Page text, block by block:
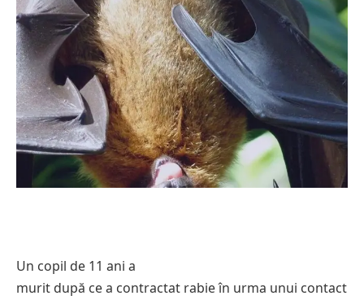
Un copil de 11 ani a
murit după ce a contractat rabie în urma unui contact